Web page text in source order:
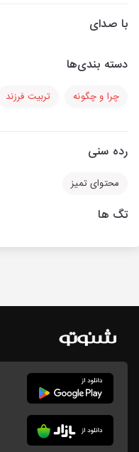
با صدای
دسته بندی‌ها
چرا و چگونه تربیت فرزند
رده سنی
محتوای تمیز
تگ ها